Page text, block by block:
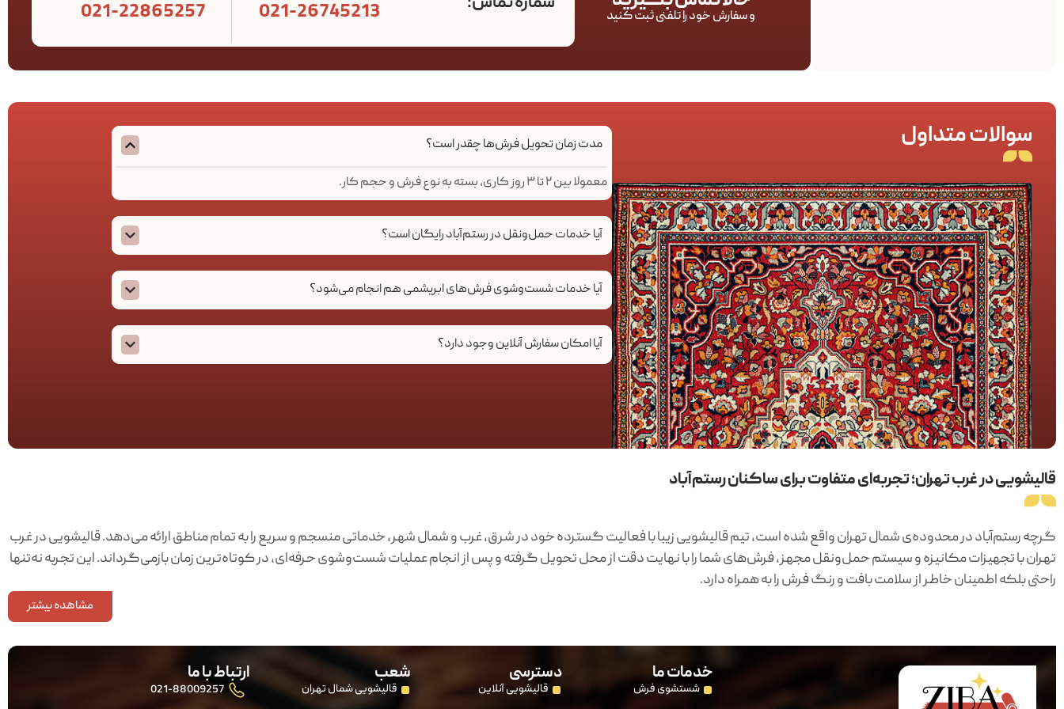
و سفارش خود را تلفنی ثبت کنید 021-26745213
021-22865257
سوالات متداول مدت زمان تحویل فرش‌ها چقدر است؟
معمولا بین ۲ تا ۳ روز کاری، بسته به نوع فرش و حجم کار.
آیا خدمات حمل‌ونقل در رستم‌آباد رایگان است؟
آیا خدمات شست‌وشوی فرش‌های ابریشمی هم انجام می‌شود؟
آیا امکان سفارش آنلاین وجود دارد؟
قالیشویی در غرب تهران؛ تجربه‌ای متفاوت برای ساکنان رستم‌آباد
گرچه رستم‌آباد در محدوده‌ی شمال تهران واقع شده است، تیم قالیشویی زیبا با فعالیت گسترده خود در شرق، غرب و شمال شهر، خدماتی منسجم و سریع را به تمام مناطق ارائه می‌دهد. قالیشویی در غرب
تهران با تجهیزات مکانیزه و سیستم حمل‌ونقل مجهز، فرش‌های شما را با نهایت دقت از محل تحویل گرفته و پس از انجام عملیات شست‌وشوی حرفه‌ای، در کوتاه‌ترین زمان بازمی‌گرداند. این تجربه نه‌تنها
راحتی بلکه اطمینان خاطر از سلامت بافت و رنگ فرش را به همراه دارد.
مشاهده بیشتر
خدمات ما
شستشوی فرش
دسترسی
قالیشویی آنلاین
شعب
قالیشویی شمال تهران
ارتباط با ما
021-88009257